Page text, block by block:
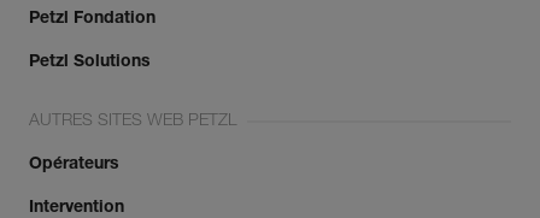
Petzl Fondation
Petzl Solutions
AUTRES SITES WEB PETZL
Opérateurs
Intervention